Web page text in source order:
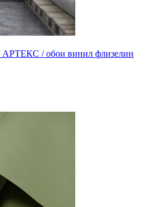
АРТЕКС / обои винил флизелин